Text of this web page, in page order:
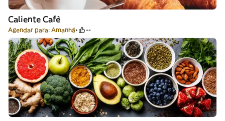
Caliente Cafè
Agendar para: Amanhã --